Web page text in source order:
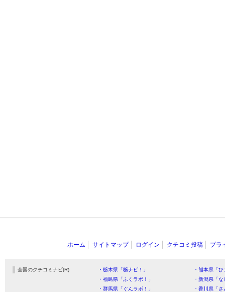
ホーム サイトマップ ログイン クチコミ投稿 プラ
全国のクチコミナビ(R) ・栃木県「栃ナビ！」
・熊本県「
・福島県「ふくラボ！」
・新潟県「
・群馬県「ぐんラボ！」
・香川県「